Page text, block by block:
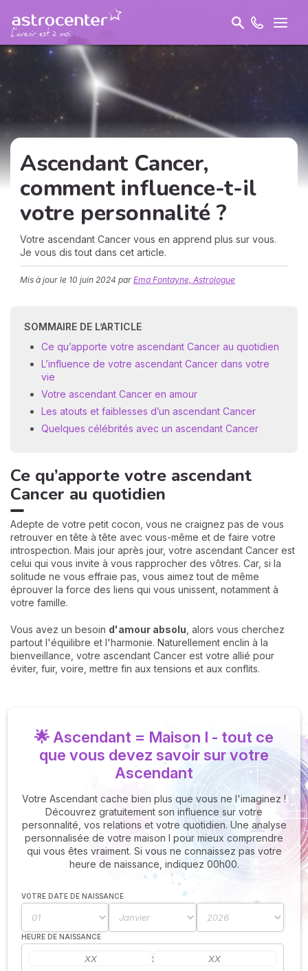
Ascendant Cancer,
comment influence-t-il
votre personnalité ?
Votre ascendant Cancer vous en apprend plus sur vous.
Je vous dis tout dans cet article.
Mis à jour le 10 juin 2024 par Ema Fontayne, Astrologue
SOMMAIRE DE L’ARTICLE
Ce qu’apporte votre ascendant Cancer au quotidien
L’influence de votre ascendant Cancer dans votre
vie
Votre ascendant Cancer en amour
Les atouts et faiblesses d’un ascendant Cancer
Quelques célébrités avec un ascendant Cancer
Ce qu’apporte votre ascendant
Cancer au quotidien
Adepte de votre petit cocon, vous ne craignez pas de vous
retrouver en tête à tête avec vous-même et de faire votre
introspection. Mais jour après jour, votre ascendant Cancer est
celui qui vous invite à vous rapprocher des vôtres. Car, si la
solitude ne vous effraie pas, vous aimez tout de même
éprouver la force des liens qui vous unissent, notamment à
votre famille.
Vous avez un besoin d'amour absolu , alors vous cherchez
partout l'équilibre et l'harmonie. Naturellement enclin à la
bienveillance, votre ascendant Cancer est votre allié pour
éviter, fuir, voire, mettre fin aux tensions et aux conflits.
🌟 Ascendant = Maison I - tout ce
que vous devez savoir sur votre
Ascendant
Votre Ascendant cache bien plus que vous ne l'imaginez !
Découvrez gratuitement son influence sur votre
personnalité, vos relations et votre quotidien. Une analyse
personnalisée de votre maison I pour mieux comprendre
qui vous êtes vraiment. Si vous ne connaissez pas votre
heure de naissance, indiquez 00h00.
VOTRE DATE DE NAISSANCE
HEURE DE NAISSANCE
: